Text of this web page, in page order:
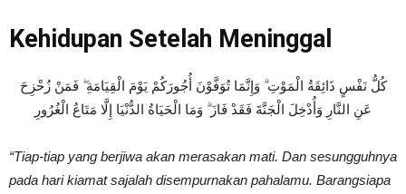
Kehidupan Setelah Meninggal
كُلُّ نَفْسٍ ذَائِقَةُ الْمَوْتِ ۗ وَإِنَّمَا تُوَفَّوْنَ أُجُورَكُمْ يَوْمَ الْقِيَامَةِ ۖ فَمَنْ زُحْزِحَ
عَنِ النَّارِ وَأُدْخِلَ الْجَنَّةَ فَقَدْ فَازَ ۗ وَمَا الْحَيَاةُ الدُّنْيَا إِلَّا مَتَاعُ الْغُرُورِ
“Tiap-tiap yang berjiwa akan merasakan mati. Dan sesungguhnya
pada hari kiamat sajalah disempurnakan pahalamu. Barangsiapa